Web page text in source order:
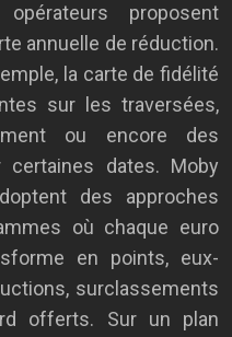
proposent
annuelle de réduction.
la carte de fidélité
sur les traversées,
ou encore des
dates. Moby
des approches
où chaque euro
en points, eux-
surclassements
offerts. Sur un plan